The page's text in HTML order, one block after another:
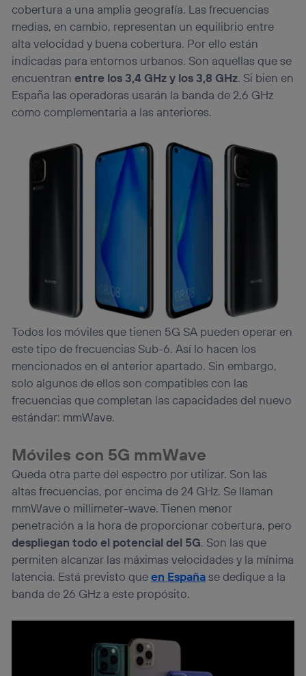
cobertura a una amplia geografía. Las frecuencias
medias, en cambio, representan un equilibrio entre
alta velocidad y buena cobertura. Por ello están
indicadas para entornos urbanos. Son aquellas que se
encuentranentre los 3,4 GHz y los 3,8 GHz. Si bien en
España las operadoras usarán la banda de 2,6 GHz
como complementaria a las anteriores.
Todos los móviles que tienen 5G SA pueden operar en
este tipo de frecuencias Sub-6. Así lo hacen los
mencionados en el anterior apartado. Sin embargo,
solo algunos de ellos son compatibles con las
frecuencias que completan las capacidades del nuevo
estándar: mmWave.
Móviles con 5G mmWave
Queda otra parte del espectro por utilizar. Son las
altas frecuencias, por encima de 24 GHz. Se llaman
mmWave o millimeter-wave. Tienen menor
penetración a la hora de proporcionar cobertura, pero
despliegan todo el potencial del 5G. Son las que
permiten alcanzar las máximas velocidades y la mínima
latencia. Está previsto queen Españase dedique a la
banda de 26 GHz a este propósito.